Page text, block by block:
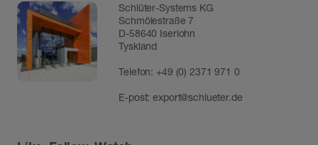
Schlüter-Systems KG
Schmölestraße 7
D-58640 Iserlohn
Tyskland
Telefon:+49 (0) 2371 971 0
E-post:export@schlueter.de